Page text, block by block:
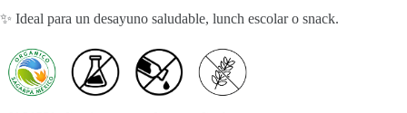
✨ Ideal para un desayuno saludable, lunch escolar o snack.